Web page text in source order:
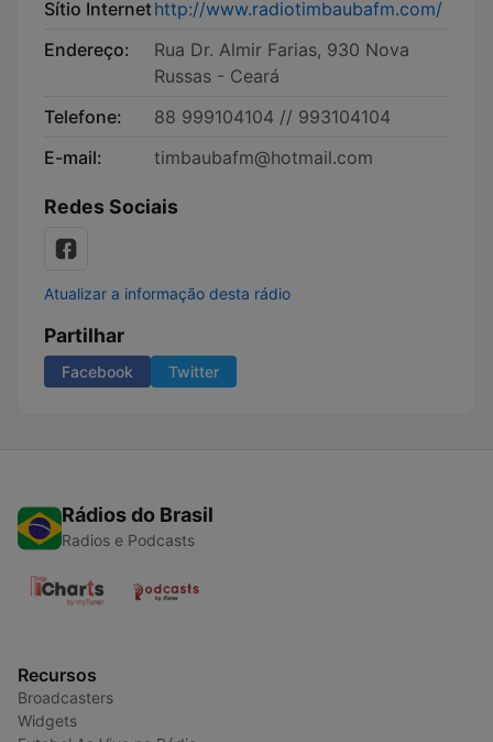
Sítio Internethttp://www.radiotimbaubafm.com/
Endereço:
Rua Dr. Almir Farias, 930 Nova
Russas - Ceará
Telefone:
88 999104104 // 993104104
E-mail:
timbaubafm@hotmail.com
Redes Sociais
Atualizar a informação desta rádio
Partilhar
Facebook Twitter
Rádios do Brasil
Radios e Podcasts
Recursos
Broadcasters
Widgets